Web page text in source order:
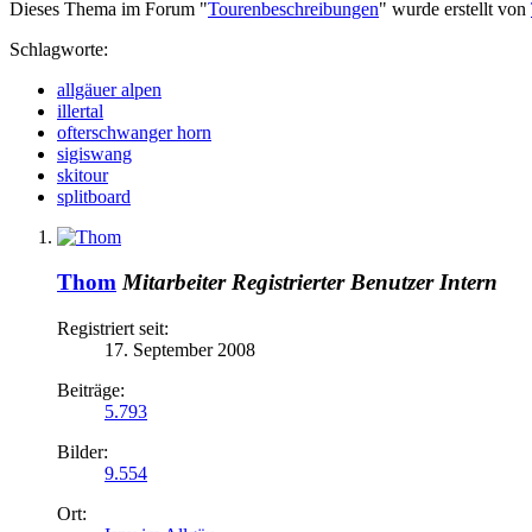
Dieses Thema im Forum "Tourenbeschreibungen" wurde erstellt von
Schlagworte:
allgäuer alpen
illertal
ofterschwanger horn
sigiswang
skitour
splitboard
Thom Mitarbeiter Registrierter Benutzer Intern
Registriert seit:
17. September 2008
Beiträge:
5.793
Bilder:
9.554
Ort: